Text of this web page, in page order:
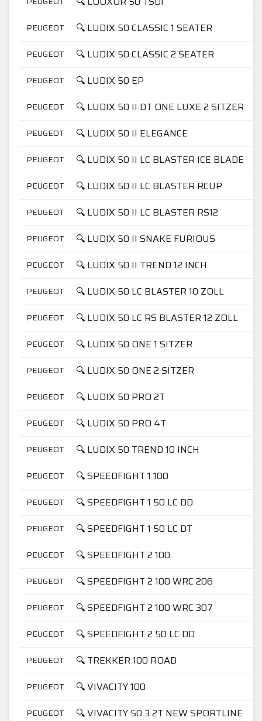
PEUGEOT 🔍 LUDIX 50 CLASSIC 1 SEATER
PEUGEOT 🔍 LUDIX 50 CLASSIC 2 SEATER
PEUGEOT 🔍 LUDIX 50 EP
PEUGEOT 🔍 LUDIX 50 II DT ONE LUXE 2 SITZER
PEUGEOT 🔍 LUDIX 50 II ELEGANCE
PEUGEOT 🔍 LUDIX 50 II LC BLASTER ICE BLADE
PEUGEOT 🔍 LUDIX 50 II LC BLASTER RCUP
PEUGEOT 🔍 LUDIX 50 II LC BLASTER RS12
PEUGEOT 🔍 LUDIX 50 II SNAKE FURIOUS
PEUGEOT 🔍 LUDIX 50 II TREND 12 INCH
PEUGEOT 🔍 LUDIX 50 LC BLASTER 10 ZOLL
PEUGEOT 🔍 LUDIX 50 LC RS BLASTER 12 ZOLL
PEUGEOT 🔍 LUDIX 50 ONE 1 SITZER
PEUGEOT 🔍 LUDIX 50 ONE 2 SITZER
PEUGEOT 🔍 LUDIX 50 PRO 2T
PEUGEOT 🔍 LUDIX 50 PRO 4T
PEUGEOT 🔍 LUDIX 50 TREND 10 INCH
PEUGEOT 🔍 SPEEDFIGHT 1 100
PEUGEOT 🔍 SPEEDFIGHT 1 50 LC DD
PEUGEOT 🔍 SPEEDFIGHT 1 50 LC DT
PEUGEOT 🔍 SPEEDFIGHT 2 100
PEUGEOT 🔍 SPEEDFIGHT 2 100 WRC 206
PEUGEOT 🔍 SPEEDFIGHT 2 100 WRC 307
PEUGEOT 🔍 SPEEDFIGHT 2 50 LC DD
PEUGEOT 🔍 TREKKER 100 ROAD
PEUGEOT 🔍 VIVACITY 100
PEUGEOT 🔍 VIVACITY 50 3 2T NEW SPORTLINE